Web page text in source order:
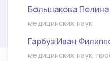
Большакова
медицинских наук
Гарбуз Иван
медицинских наук,